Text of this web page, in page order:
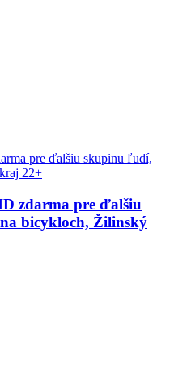
zdarma pre ďalšiu
bicykloch, Žilinský